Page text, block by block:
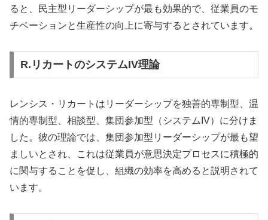
ると、民主型リーダーシップが最も効果的で、従業員のモ
チベーションと生産性の向上に寄与するとされています。
R.リカートのシステムIV理論
レンシス・リカートはリーダーシップを独善的専制型、温
情的専制型、相談型、集団参加型（システムIV）に分けま
した。彼の理論では、集団参加型リーダーシップが最も望
ましいとされ、これは従業員が意思決定プロセスに積極的
に関与することを促し、組織の効率を高めると説明されて
います。